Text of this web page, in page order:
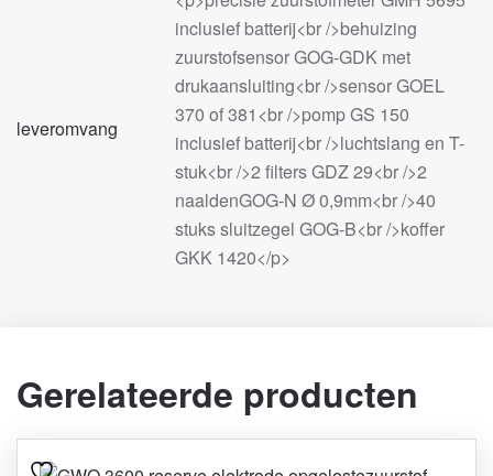
leveromvang
inclusief batterij<br />behuizing
zuurstofsensor GOG-GDK met
drukaansluiting<br />sensor GOEL
370 of 381<br />pomp GS 150
inclusief batterij<br />luchtslang en T-
stuk<br />2 filters GDZ 29<br />2
naaldenGOG-N Ø 0,9mm<br />40
stuks sluitzegel GOG-B<br />koffer
GKK 1420</p>
Gerelateerde producten